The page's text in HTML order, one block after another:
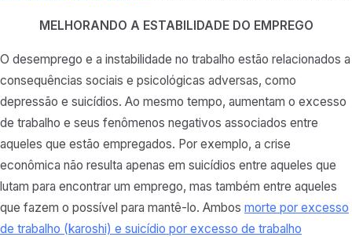
MELHORANDO A ESTABILIDADE DO EMPREGO
O desemprego e a instabilidade no trabalho estão relacionados a
consequências sociais e psicológicas adversas, como
depressão e suicídios. Ao mesmo tempo, aumentam o excesso
de trabalho e seus fenômenos negativos associados entre
aqueles que estão empregados. Por exemplo, a crise
econômica não resulta apenas em suicídios entre aqueles que
lutam para encontrar um emprego, mas também entre aqueles
que fazem o possível para mantê-lo. Ambos morte por excesso
de trabalho (karoshi) e suicídio por excesso de trabalho